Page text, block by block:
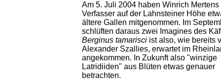
Am 5. Juli 2004 haben Winrich Mertens
Verfasser auf der Lahnsteiner Höhe
ältere Gallen mitgenommen. Im
schlüften daraus zwei Imagines des
Berginus tamarisci ist also, wie bereits
Alexander Szallies, erwartet im
angekommen. In Zukunft also "winzige
Latridiiden" aus Blüten etwas genauer
betrachten.